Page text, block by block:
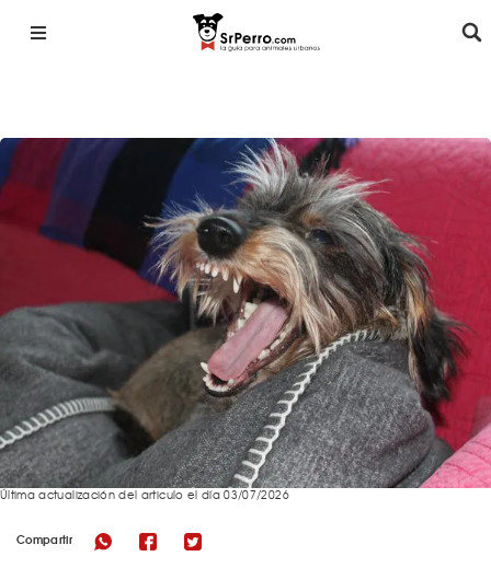
Compartir
Última actualización del articulo el día 03/07/2026